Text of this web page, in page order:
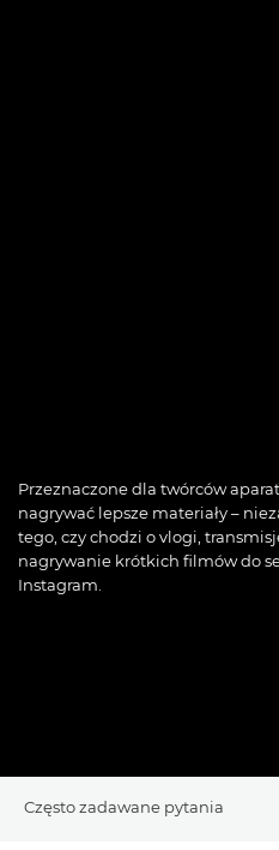
Przeznaczone dla twórców
nagrywać lepsze materiały –
tego, czy chodzi o vlogi,
nagrywanie krótkich filmów do
Instagram.
Często zadawane pytania